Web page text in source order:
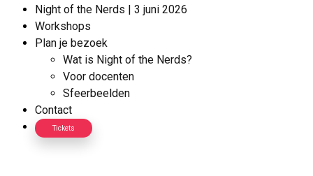
Night of the Nerds | 3 juni 2026
Workshops
Plan je bezoek
Wat is Night of the Nerds?
Voor docenten
Sfeerbeelden
Contact
Tickets